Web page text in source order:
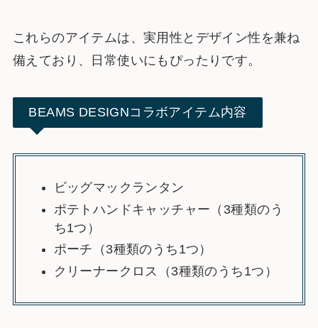
これらのアイテムは、実用性とデザイン性を兼ね
備えており、日常使いにもぴったりです。
BEAMS DESIGNコラボアイテム内容
ビッグマックランタン
ポテトハンドキャッチャー（3種類のう
ち1つ）
ポーチ（3種類のうち1つ）
クリーナークロス（3種類のうち1つ）